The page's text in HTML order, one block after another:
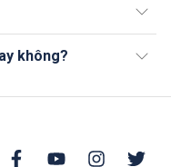
không?